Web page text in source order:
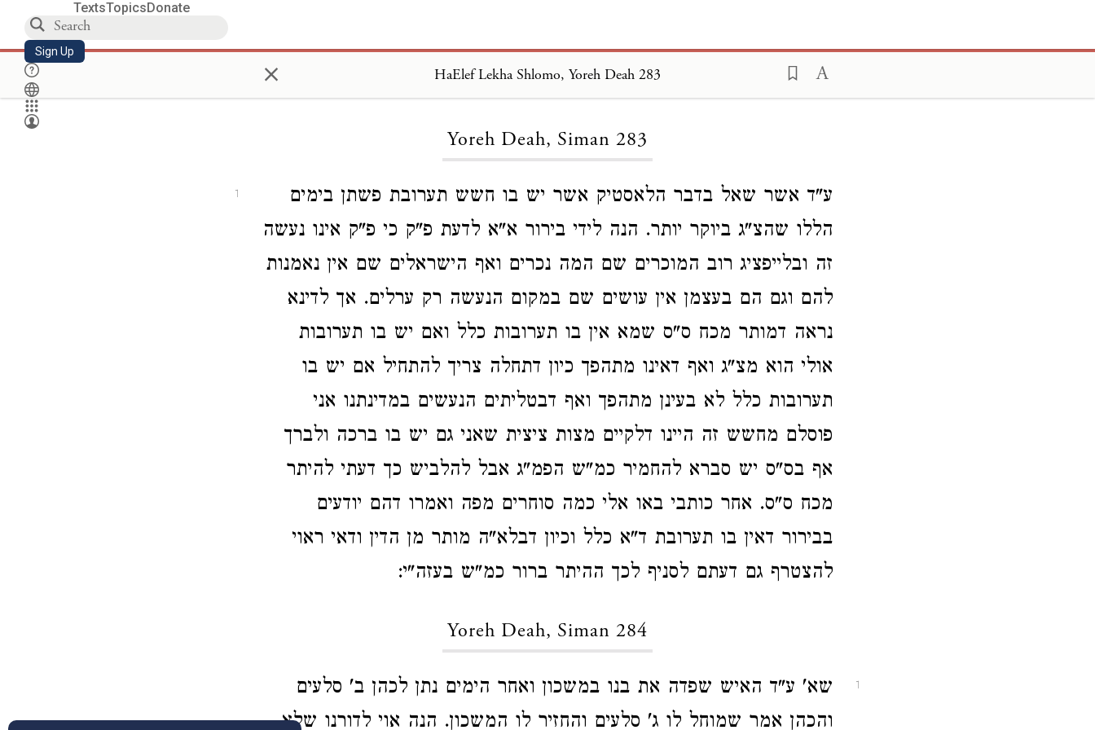
TextsTopicsDonate
Sign Up × HaElef Lekha Shlomo, Yoreh Deah 283
Yoreh Deah, Siman 283
1
ע"ד אשר שאל בדבר הלאסטיק אשר יש בו חשש תערובת פשתן בימים
הללו שהצ"ג ביוקר יותר. הנה לידי בירור א"א לדעת פ"ק כי פ"ק אינו נעשה
זה ובלייפציג רוב המוכרים שם המה נכרים ואף הישראלים שם אין נאמנות
להם וגם הם בעצמן אין עושים שם במקום הנעשה רק ערלים. אך לדינא
נראה דמותר מכח ס"ס שמא אין בו תערובות כלל ואם יש בו תערובות
אולי הוא מצ"ג ואף דאינו מתהפך כיון דתחלה צריך להתחיל אם יש בו
תערובות כלל לא בעינן מתהפך ואף דבטליתים הנעשים במדינתנו אני
פוסלם מחשש זה היינו דלקיים מצות ציצית שאני גם יש בו ברכה ולברך
אף בס"ס יש סברא להחמיר כמ"ש הפמ"ג אבל להלביש כך דעתי להיתר
מכח ס"ס. אחר כותבי באו אלי כמה סוחרים מפה ואמרו דהם יודעים
בבירור דאין בו תערובת ד"א כלל וכיון דבלא"ה מותר מן הדין ודאי ראוי
להצטרף גם דעתם לסניף לכך ההיתר ברור כמ"ש בעזה"י:
Yoreh Deah, Siman 284
1
שא' ע"ד האיש שפדה את בנו במשכון ואחר הימים נתן לכהן ב' סלעים
והכהן אמר שמוחל לו ג' סלעים והחזיר לו המשכון. הנה אוי לדורנו שלא